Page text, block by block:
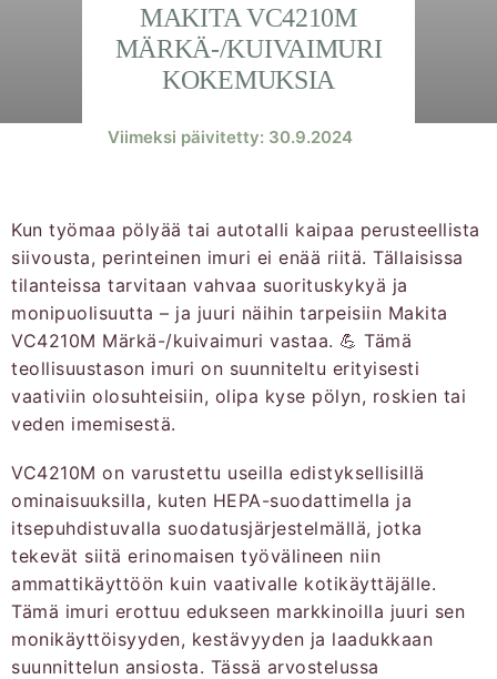
MAKITA VC4210M
MÄRKÄ-/KUIVAIMURI
KOKEMUKSIA
Viimeksi päivitetty: 30.9.2024
Kun työmaa pölyää tai autotalli kaipaa perusteellista
siivousta, perinteinen imuri ei enää riitä. Tällaisissa
tilanteissa tarvitaan vahvaa suorituskykyä ja
monipuolisuutta – ja juuri näihin tarpeisiin Makita
VC4210M Märkä-/kuivaimuri vastaa. 💪 Tämä
teollisuustason imuri on suunniteltu erityisesti
vaativiin olosuhteisiin, olipa kyse pölyn, roskien tai
veden imemisestä.
VC4210M on varustettu useilla edistyksellisillä
ominaisuuksilla, kuten HEPA-suodattimella ja
itsepuhdistuvalla suodatusjärjestelmällä, jotka
tekevät siitä erinomaisen työvälineen niin
ammattikäyttöön kuin vaativalle kotikäyttäjälle.
Tämä imuri erottuu edukseen markkinoilla juuri sen
monikäyttöisyyden, kestävyyden ja laadukkaan
suunnittelun ansiosta. Tässä arvostelussa